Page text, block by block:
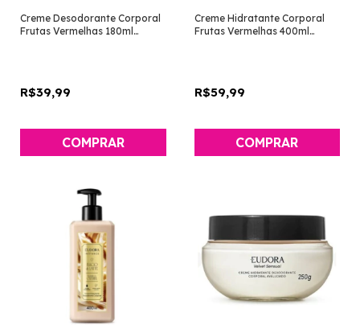
Creme Desodorante Corporal
Frutas Vermelhas 180ml
R$39,99
Creme Hidratante Corporal
Frutas Vermelhas 400ml
R$59,99